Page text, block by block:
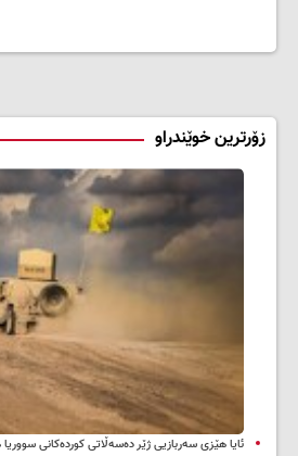
زۆرترین خوێندراو
ئایا هێزی سەربازیی ژێر دەسەڵاتی کوردەکانی